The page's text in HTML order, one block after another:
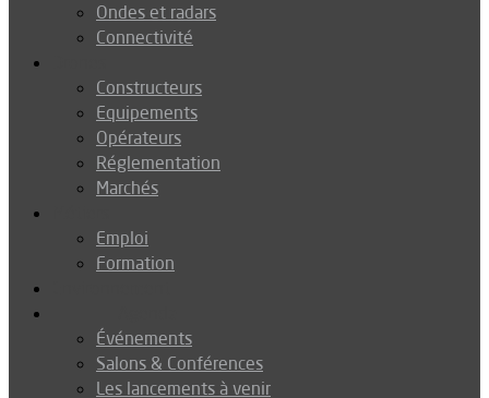
Ondes et radars
Connectivité
Constructeurs
Equipements
Opérateurs
Réglementation
Marchés
Emploi
Formation
Événements
Salons & Conférences
Les lancements à venir